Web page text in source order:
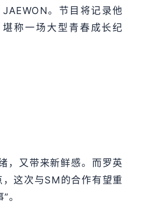
。节目将记录他
称一场大型青春成长纪
，又带来新鲜感。而罗英
这次与SM的合作有望重
。